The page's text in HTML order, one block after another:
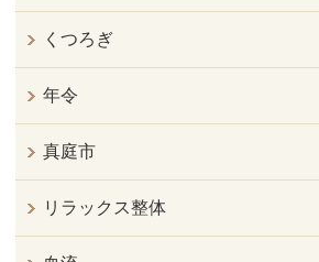
くつろぎ
年令
真庭市
リラックス整体